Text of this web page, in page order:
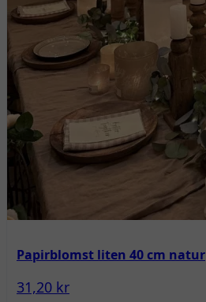
Papirblomst liten 40 cm natur
31,20 kr